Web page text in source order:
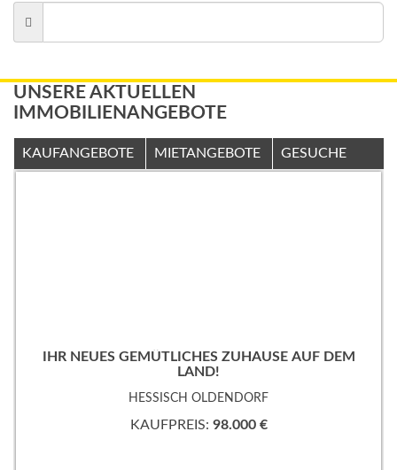
UNSERE AKTUELLEN
IMMOBILIENANGEBOTE
KAUFANGEBOTE MIETANGEBOTE GESUCHE
IHR NEUES GEMÜTLICHES ZUHAUSE AUF DEM
LAND!
HESSISCH OLDENDORF
KAUFPREIS: 98.000 €